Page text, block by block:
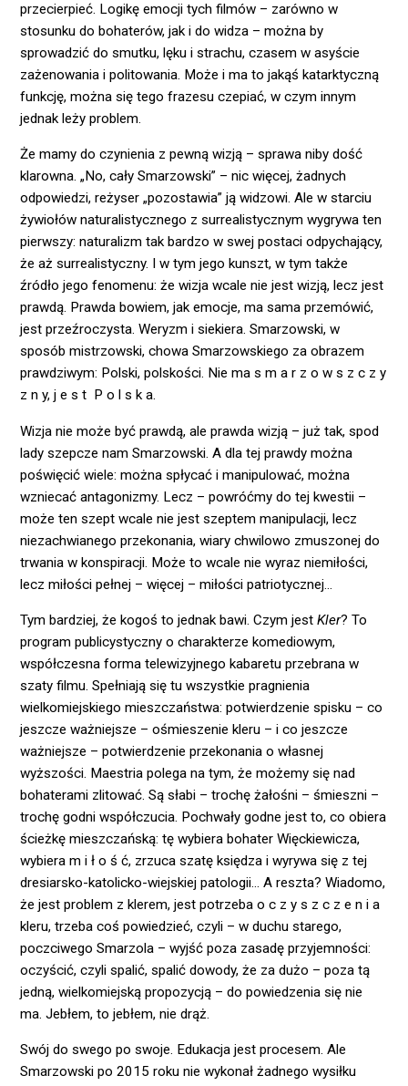
przecierpieć. Logikę emocji tych filmów – zarówno w
stosunku do bohaterów, jak i do widza – można by
sprowadzić do smutku, lęku i strachu, czasem w asyście
zażenowania i politowania. Może i ma to jakąś katarktyczną
funkcję, można się tego frazesu czepiać, w czym innym
jednak leży problem.
Że mamy do czynienia z pewną wizją – sprawa niby dość
klarowna. „No, cały Smarzowski” – nic więcej, żadnych
odpowiedzi, reżyser „pozostawia” ją widzowi. Ale w starciu
żywiołów naturalistycznego z surrealistycznym wygrywa ten
pierwszy: naturalizm tak bardzo w swej postaci odpychający,
że aż surrealistyczny. I w tym jego kunszt, w tym także
źródło jego fenomenu: że wizja wcale nie jest wizją, lecz jest
prawdą. Prawda bowiem, jak emocje, ma sama przemówić,
jest przeźroczysta. Weryzm i siekiera. Smarzowski, w
sposób mistrzowski, chowa Smarzowskiego za obrazem
prawdziwym: Polski, polskości. Nie ma s m a r z o w s z c z y
z n y, j e s t P o l s k a.
Wizja nie może być prawdą, ale prawda wizją – już tak, spod
lady szepcze nam Smarzowski. A dla tej prawdy można
poświęcić wiele: można spłycać i manipulować, można
wzniecać antagonizmy. Lecz – powróćmy do tej kwestii –
może ten szept wcale nie jest szeptem manipulacji, lecz
niezachwianego przekonania, wiary chwilowo zmuszonej do
trwania w konspiracji. Może to wcale nie wyraz niemiłości,
lecz miłości pełnej – więcej – miłości patriotycznej…
Tym bardziej, że kogoś to jednak bawi. Czym jestKler? To
program publicystyczny o charakterze komediowym,
współczesna forma telewizyjnego kabaretu przebrana w
szaty filmu. Spełniają się tu wszystkie pragnienia
wielkomiejskiego mieszczaństwa: potwierdzenie spisku – co
jeszcze ważniejsze – ośmieszenie kleru – i co jeszcze
ważniejsze – potwierdzenie przekonania o własnej
wyższości. Maestria polega na tym, że możemy się nad
bohaterami zlitować. Są słabi – trochę żałośni – śmieszni –
trochę godni współczucia. Pochwały godne jest to, co obiera
ścieżkę mieszczańską: tę wybiera bohater Więckiewicza,
wybiera m i ł o ś ć, zrzuca szatę księdza i wyrywa się z tej
dresiarsko-katolicko-wiejskiej patologii… A reszta? Wiadomo,
że jest problem z klerem, jest potrzeba o c z y s z c z e n i a
kleru, trzeba coś powiedzieć, czyli – w duchu starego,
poczciwego Smarzola – wyjść poza zasadę przyjemności:
oczyścić, czyli spalić, spalić dowody, że za dużo – poza tą
jedną, wielkomiejską propozycją – do powiedzenia się nie
ma. Jebłem, to jebłem, nie drąż.
Swój do swego po swoje. Edukacja jest procesem. Ale
Smarzowski po 2015 roku nie wykonał żadnego wysiłku